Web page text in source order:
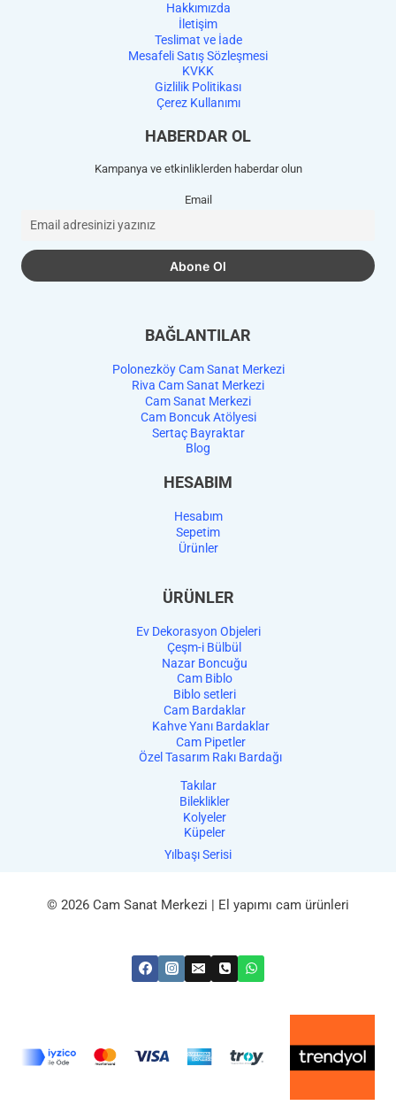
Hakkımızda
İletişim
Teslimat ve İade
Mesafeli Satış Sözleşmesi
KVKK
Gizlilik Politikası
Çerez Kullanımı
HABERDAR OL
Kampanya ve etkinliklerden haberdar olun
Email
BAĞLANTILAR
Polonezköy Cam Sanat Merkezi
Riva Cam Sanat Merkezi
Cam Sanat Merkezi
Cam Boncuk Atölyesi
Sertaç Bayraktar
Blog
HESABIM
Hesabım
Sepetim
Ürünler
ÜRÜNLER
Ev Dekorasyon Objeleri
Çeşm-i Bülbül
Nazar Boncuğu
Cam Biblo
Biblo setleri
Cam Bardaklar
Kahve Yanı Bardaklar
Cam Pipetler
Özel Tasarım Rakı Bardağı
Takılar
Bileklikler
Kolyeler
Küpeler
Yılbaşı Serisi
© 2026 Cam Sanat Merkezi | El yapımı cam ürünleri